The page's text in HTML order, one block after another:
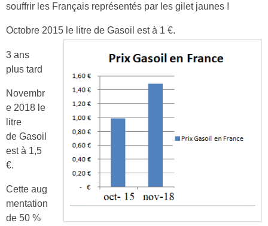
souffrir les Français représentés par les gilet jaunes !
Octobre 2015 le litre de Gasoil est à 1 €.
3 ans
plus tard
Novembr
e 2018 le
litre
de Gasoil
est à 1,5
€.
Cette aug
mentation
de 50 %